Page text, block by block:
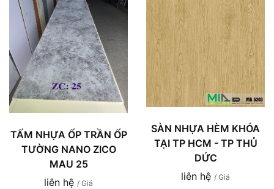
TẤM NHỰA ỐP TRẦN ỐP
TƯỜNG NANO ZICO
MAU 25
liên hệ / Giá
SÀN NHỰA HÈM KHÓA
TẠI TP HCM - TP THỦ
DỨC
liên hệ / Giá